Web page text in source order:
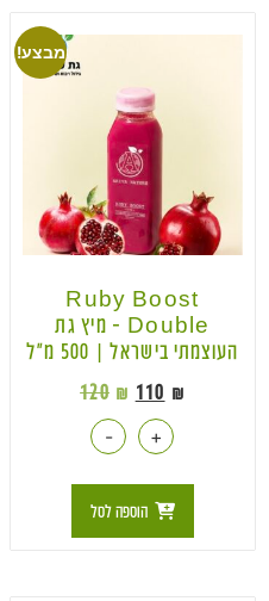
מבצע!
Ruby Boost
Double – מיץ גת
העוצמתי בישראל | 500 מ״ל
120 ₪ 110 ₪
- +
הוספה לסל